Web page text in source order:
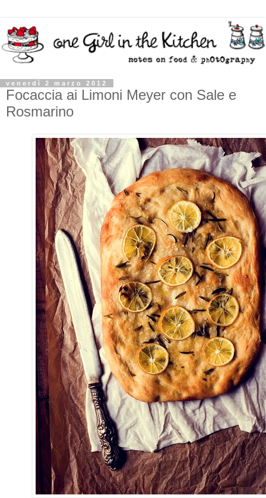
venerdì 2 marzo 2012
Focaccia ai Limoni Meyer con Sale e
Rosmarino